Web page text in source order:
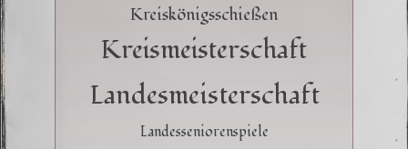
Kreiskönigsschießen
Kreismeisterschaft
Landesmeisterschaft
Landesseniorenspiele